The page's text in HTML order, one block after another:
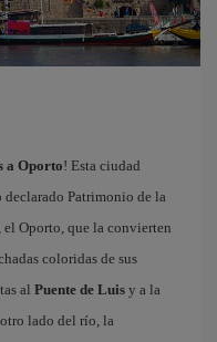
a Oporto! Esta ciudad
declarado Patrimonio de la
Oporto, que la convierten
coloridas de sus
al Puente de Luis y a la
lado del río, la